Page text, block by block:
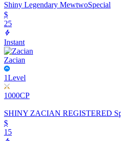
Shiny Legendary MewtwoSpecial
$
25
Instant
Zacian
1Level
1000CP
SHINY ZACIAN REGISTERED
$
15